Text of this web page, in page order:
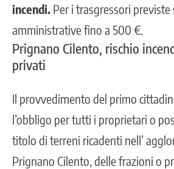
incendi. Per i trasgressori previste
amministrative fino a 500 €.
Prignano Cilento, rischio
privati
Il provvedimento del primo
l’obbligo per tutti i proprietari o
titolo di terreni ricadenti nell’
Prignano Cilento, delle frazioni o